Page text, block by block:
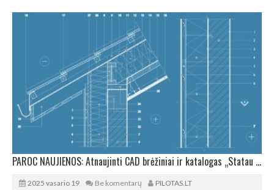
PAROC NAUJIENOS: Atnaujinti CAD brėžiniai ir katalogas „Statau šiltą namą 2025“
2025 vasario 19 Be komentarų PILOTAS.LT